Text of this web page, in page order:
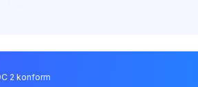
2 konform